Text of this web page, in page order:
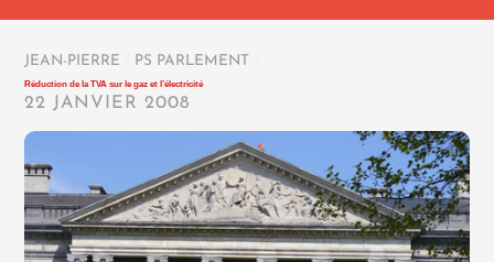
JEAN-PIERRE PS PARLEMENT
Réduction de la TVA sur le gaz et l’électricité
22 JANVIER 2008